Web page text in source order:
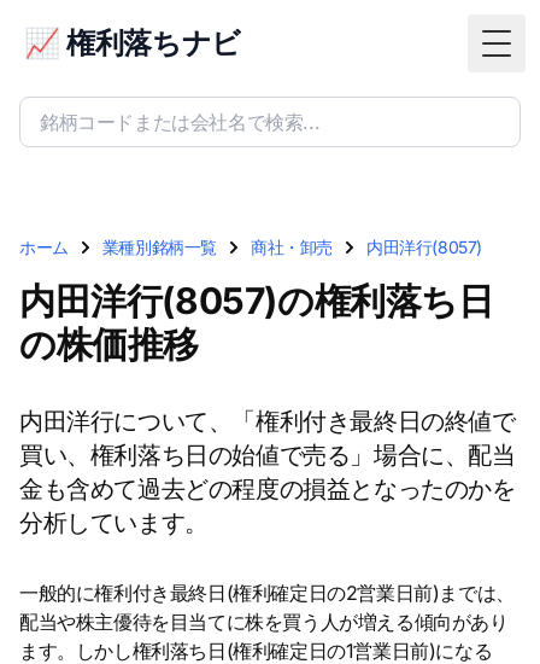
📈 権利落ちナビ
ホーム 業種別銘柄一覧 商社・卸売 内田洋行(8057)
内田洋行(8057)の権利落ち日
の株価推移
内田洋行について、「権利付き最終日の終値で
買い、権利落ち日の始値で売る」場合に、配当
金も含めて過去どの程度の損益となったのかを
分析しています。
一般的に権利付き最終日(権利確定日の2営業日前)までは、
配当や株主優待を目当てに株を買う人が増える傾向があり
ます。しかし権利落ち日(権利確定日の1営業日前)になる